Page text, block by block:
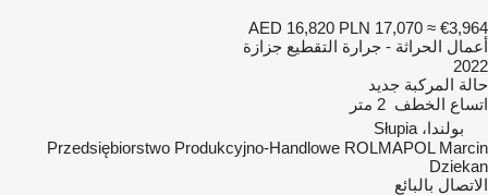
AED 16,820 PLN 17,070 ≈ €3,964
أعمال الحراثة - جرارة التقطيع جزازة
2022
حالة المركبة جديد
اتساع الخطف 2 متر
بولندا، Słupia
Przedsiębiorstwo Produkcyjno-Handlowe ROLMAPOL Marcin
Dziekan
الاتصال بالبائع